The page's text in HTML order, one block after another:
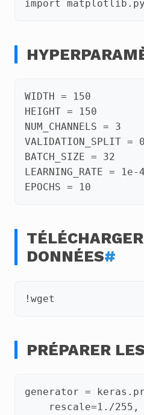
import
WIDTH =
150
HEIGHT =
150
NUM_CHANNELS =
3
VALIDATION_SPLIT =
BATCH_SIZE =
32
LEARNING_RATE =
1e-4
EPOCHS = 10
DONNÉES#
! wget
PRÉPARER
generator = keras .
rescale=1. /255 ,